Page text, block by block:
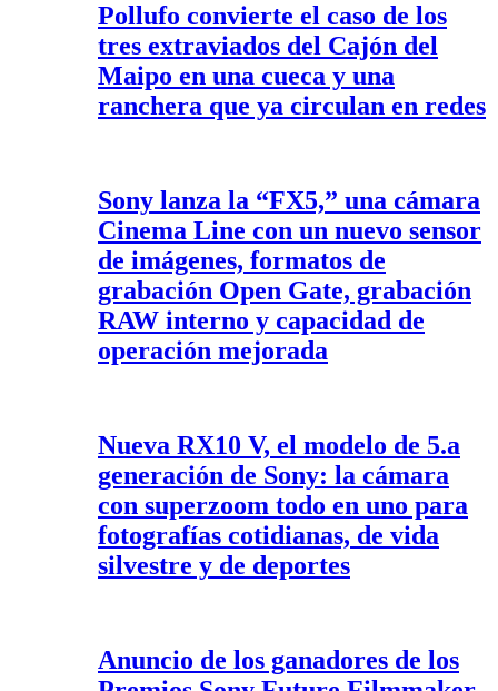
Pollufo convierte el caso de los
tres extraviados del Cajón del
Maipo en una cueca y una
ranchera que ya circulan en redes
Sony lanza la “FX5,” una cámara
Cinema Line con un nuevo sensor
de imágenes, formatos de
grabación Open Gate, grabación
RAW interno y capacidad de
operación mejorada
Nueva RX10 V, el modelo de 5.a
generación de Sony: la cámara
con superzoom todo en uno para
fotografías cotidianas, de vida
silvestre y de deportes
Anuncio de los ganadores de los